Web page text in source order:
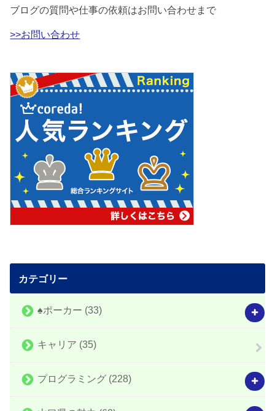
ブログの質問や仕事の依頼はお問い合わせまで
>>お問い合わせ
カテゴリー
♠️ポーカー (33)
キャリア (35)
プログラミング (228)